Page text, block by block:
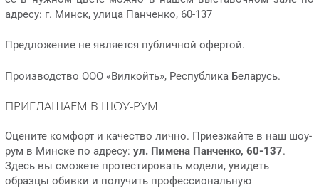
адресу: г. Минск, улица Панченко, 60-137
Предложение не является публичной офертой.
Производство ООО «Вилкойть», Республика Беларусь.
ПРИГЛАШАЕМ В ШОУ-РУМ
Оцените комфорт и качество лично. Приезжайте в наш шоу-
рум в Минске по адресу: ул. Пимена Панченко, 60-137.
Здесь вы сможете протестировать модели, увидеть
образцы обивки и получить профессиональную